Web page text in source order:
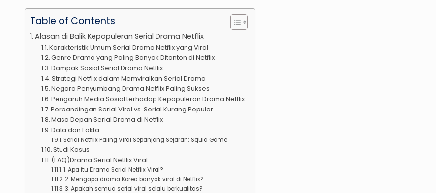
Table of Contents
Alasan di Balik Kepopuleran Serial Drama Netflix
Karakteristik Umum Serial Drama Netflix yang Viral
Genre Drama yang Paling Banyak Ditonton di Netflix
Dampak Sosial Serial Drama Netflix
Strategi Netflix dalam Memviralkan Serial Drama
Negara Penyumbang Drama Netflix Paling Sukses
Pengaruh Media Sosial terhadap Kepopuleran Drama Netflix
Perbandingan Serial Viral vs. Serial Kurang Populer
Masa Depan Serial Drama di Netflix
Data dan Fakta
Serial Netflix Paling Viral Sepanjang Sejarah: Squid Game
Studi Kasus
(FAQ)Drama Serial Netflix Viral
1. Apa itu Drama Serial Netflix Viral?
2. Mengapa drama Korea banyak viral di Netflix?
3. Apakah semua serial viral selalu berkualitas?